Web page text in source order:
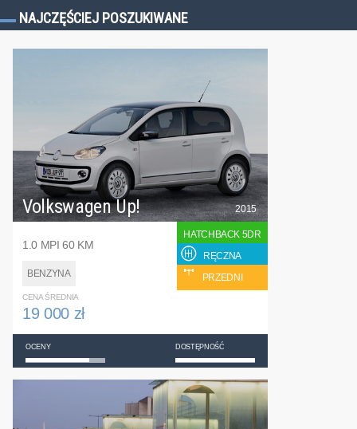
NAJCZĘŚCIEJ POSZUKIWANE
Volkswagen Up!
1.0 MPI 60 KM
BENZYNA
2015
HATCHBACK 5DR
RĘCZNA
PRZEDNI
CENA ŚREDNIA
19 000 zł
OCENY DOSTĘPNOŚĆ